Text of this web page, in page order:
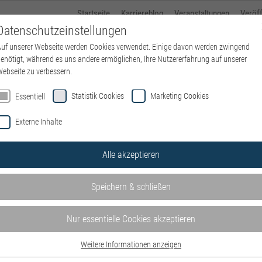
kbo Standorte kbo-Karriere Ausbildung
Startseite Karriereblog Veranstaltungen
von kbo – Kliniken des
Einrichtungen – wohnortnah in ganz Oberbayern. Mit
hier auf derWebsite der IT.
d) – Schwerpunkt P&I LOGA
kulturellen und sozialen Herkunft, von Alter, Religion,
unserer Webseite werden Cookies verwendet. Einige davon werden zwingend
während es uns andere ermöglichen, Ihre Nutzererfahrung auf unserer
zu verbessern.
Essentiell Statistik Cookies Marketing Cookies
Externe Inhalte
Alle akzeptieren
Speichern & schließen
Nur essentielle Cookies akzeptieren
Weitere Informationen anzeigen